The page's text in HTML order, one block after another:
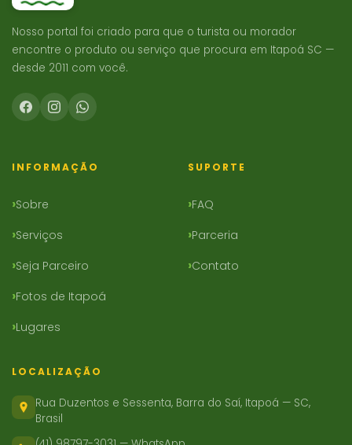
Nosso portal foi criado para que o turista ou morador
encontre o produto ou serviço que procura em Itapoá SC —
desde 2011 com você.
INFORMAÇÃO
Sobre
Serviços
Seja Parceiro
Fotos de Itapoá
Lugares
SUPORTE
FAQ
Parceria
Contato
LOCALIZAÇÃO
Rua Duzentos e Sessenta, Barra do Saí, Itapoá — SC,
Brasil